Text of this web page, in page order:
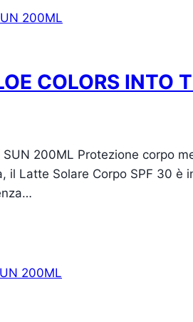
COLORS INTO
SUN 200ML Protezione corpo
Latte Solare Corpo SPF 30